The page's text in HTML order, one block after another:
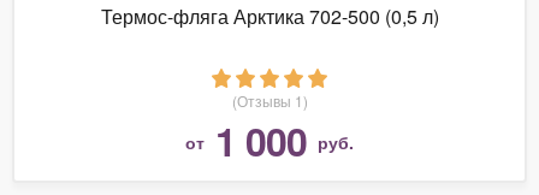
Термос-фляга Арктика 702-500 (0,5 л)
(Отзывы 1)
от 1 000 руб.